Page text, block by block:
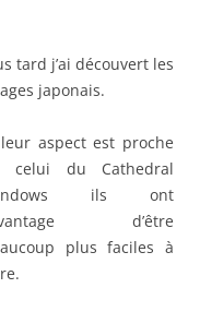
tard j’ai découvert les
japonais.
aspect est proche
celui du Cathedral
ils ont
d’être
plus faciles à